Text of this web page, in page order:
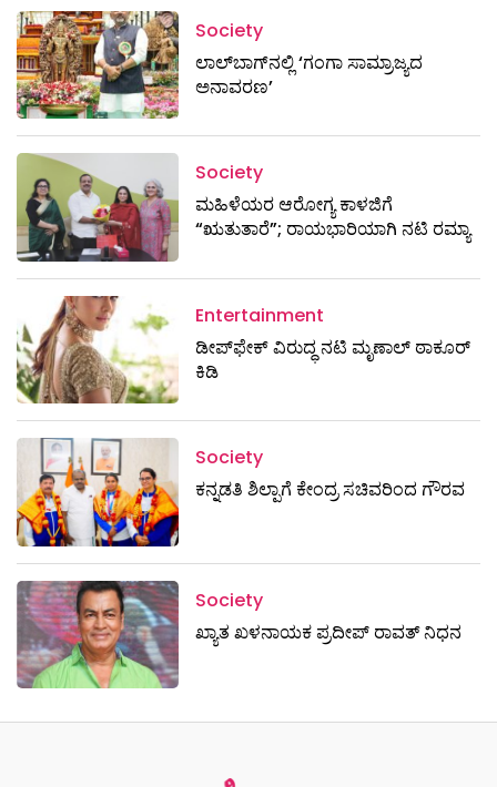
Society
ಲಾಲ್‌ಬಾಗ್‌ನಲ್ಲಿ ‘ಗಂಗಾ ಸಾಮ್ರಾಜ್ಯದ
ಅನಾವರಣ’
Society
ಮಹಿಳೆಯರ ಆರೋಗ್ಯ ಕಾಳಜಿಗೆ
“ಋತುತಾರೆ”; ರಾಯಭಾರಿಯಾಗಿ ನಟಿ ರಮ್ಯಾ
Entertainment
ಡೀಪ್‌ಫೇಕ್ ವಿರುದ್ಧ ನಟಿ ಮೃಣಾಲ್ ಠಾಕೂರ್
ಕಿಡಿ
Society
ಕನ್ನಡತಿ ಶಿಲ್ಪಾಗೆ ಕೇಂದ್ರ ಸಚಿವರಿಂದ ಗೌರವ
Society
ಖ್ಯಾತ ಖಳನಾಯಕ ಪ್ರದೀಪ್ ರಾವತ್‌ ನಿಧನ